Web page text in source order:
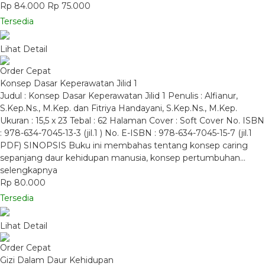
Rp 84.000 Rp 75.000
Tersedia
Lihat Detail
Order Cepat
Konsep Dasar Keperawatan Jilid 1
Judul : Konsep Dasar Keperawatan Jilid 1 Penulis : Alfianur,
S.Kep.Ns., M.Kep. dan Fitriya Handayani, S.Kep.Ns., M.Kep.
Ukuran : 15,5 x 23 Tebal : 62 Halaman Cover : Soft Cover No. ISBN
: 978-634-7045-13-3 (jil.1 ) No. E-ISBN : 978-634-7045-15-7 (jil.1
PDF) SINOPSIS Buku ini membahas tentang konsep caring
sepanjang daur kehidupan manusia, konsep pertumbuhan…
selengkapnya
Rp 80.000
Tersedia
Lihat Detail
Order Cepat
Gizi Dalam Daur Kehidupan